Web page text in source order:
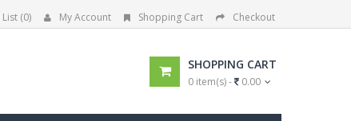
(0) My Account Shopping Cart Checkout
SHOPPING CART
0 item(s) - 0.00